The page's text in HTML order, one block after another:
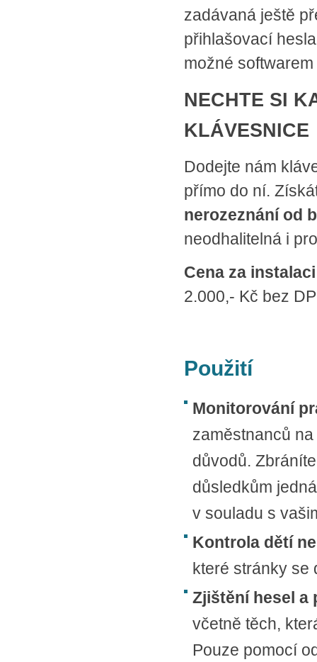
zadávaná ještě
přihlašovací
možné
NECHTE SI
KLÁVESNICE
Dodejte nám
přímo do ní.
nerozeznání od
neodhalitelná i
Cena za
2.000,- Kč bez
Použití
Monitorování
zaměstnanců
důvodů.
důsledkům
v souladu s
Kontrola dětí
které stránky se
Zjištění hesel a
včetně těch,
Pouze pomocí